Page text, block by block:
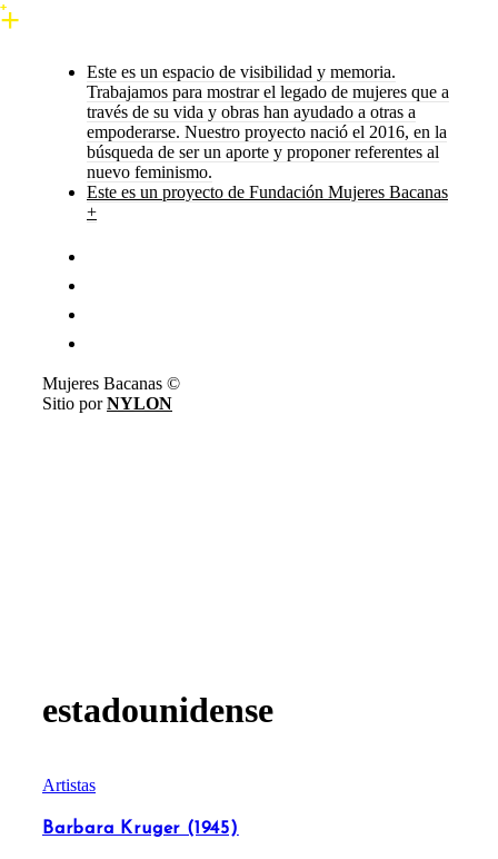
Este es un espacio de visibilidad y memoria.
Trabajamos para mostrar el legado de mujeres que a
través de su vida y obras han ayudado a otras a
empoderarse. Nuestro proyecto nació el 2016, en la
búsqueda de ser un aporte y proponer referentes al
nuevo feminismo.
Este es un proyecto de Fundación Mujeres Bacanas
+
Mujeres Bacanas ©
Sitio porNYLON
estadounidense
Artistas
Barbara Kruger (1945)